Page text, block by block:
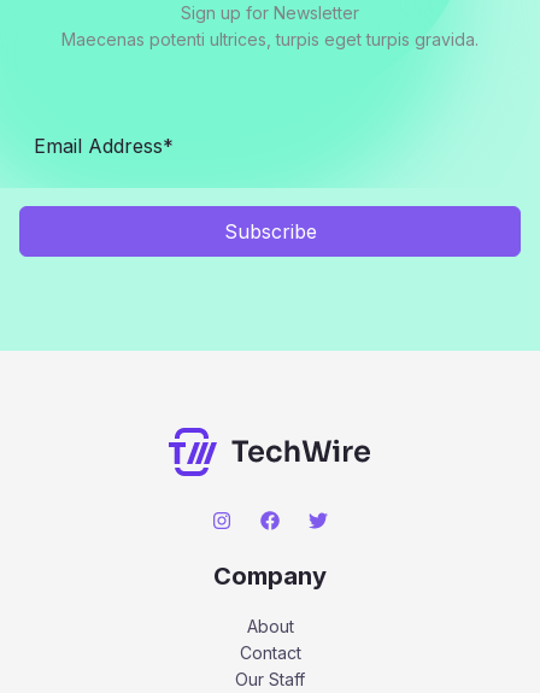
Sign up for Newsletter
Maecenas potenti ultrices, turpis eget turpis gravida.
Subscribe
Company
About
Contact
Our Staff